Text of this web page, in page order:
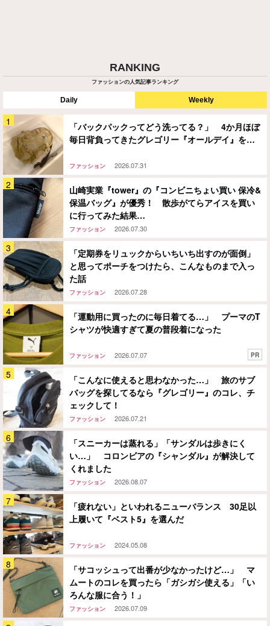
RANKING
ファッションの人気記事ランキング
Daily Weekly
「バックパックってどう洗ってる？」 4か月ほぼ
毎日背負ってきたグレゴリー『オールデイ』を…
ファッション 2026.07.31
山崎実業『tower』の『コンビニちょい買い 保冷&
保温バッグ』が優秀！ 散歩がてらアイスを買い
に行ってみた結果…
ファッション 2026.07.30
「定期券をリュックからいちいち出すのが面倒」
と思ってポーチをつけたら、こんなものまで入っ
た話
ファッション 2026.07.28
「運動用に買ったのに毎日着てる…」 プーマのT
シャツが快適すぎて夏の普段着になった
ファッション 2026.07.07 PR
「こんなに使えると思わなかった…」 旅のサブ
バッグを探してるなら『グレゴリー』のコレ、チ
ェックして！
ファッション 2026.07.21
「スニーカーは蒸れる」「サンダルは歩きにく
い…」 コロンビアの『シャンダル』が解決して
くれました
ファッション 2026.08.07
「疲れない」といわれるニューバランス 30足以
上履いて『ベスト5』を選んだ
ファッション 2024.05.08
「サコッシュって出番が少なかったけど…」 マ
ムートのコレを買ったら「ガシガシ使える」「い
ろんな服に合う！」
ファッション 2026.07.09